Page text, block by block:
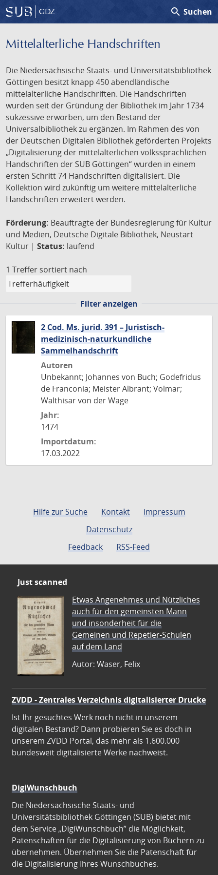
GDZ search Suchen
Mittelalterliche Handschriften
Die Niedersächsische Staats- und Universitätsbibliothek
Göttingen besitzt knapp 450 abendländische
mittelalterliche Handschriften. Die Handschriften
wurden seit der Gründung der Bibliothek im Jahr 1734
sukzessive erworben, um den Bestand der
Universalbibliothek zu ergänzen. Im Rahmen des von
der Deutschen Digitalen Bibliothek geförderten Projekts
„Digitalisierung der mittelalterlichen volkssprachlichen
Handschriften der SUB Göttingen“ wurden in einem
ersten Schritt 74 Handschriften digitalisiert. Die
Kollektion wird zukünftig um weitere mittelalterliche
Handschriften erweitert werden.
Förderung: Beauftragte der Bundesregierung für Kultur
und Medien, Deutsche Digitale Bibliothek, Neustart
Kultur | Status: laufend
1 Treffer sortiert nach
Filter anzeigen
2 Cod. Ms. jurid. 391 – Juristisch-
medizinisch-naturkundliche
Sammelhandschrift
Autoren
Unbekannt; Johannes von Buch; Godefridus
de Franconia; Meister Albrant; Volmar;
Walthisar von der Wage
Jahr:
1474
Importdatum:
17.03.2022
Hilfe zur Suche Kontakt
Impressum
Datenschutz
Feedback
RSS-Feed
Just scanned
Etwas Angenehmes und Nützliches
auch für den gemeinsten Mann
und insonderheit für die
Gemeinen und Repetier-Schulen
auf dem Land
Autor: Waser, Felix
ZVDD - Zentrales Verzeichnis digitalisierter Drucke
Ist Ihr gesuchtes Werk noch nicht in unserem
digitalen Bestand? Dann probieren Sie es doch in
unserem ZVDD Portal, das mehr als 1.600.000
bundesweit digitalisierte Werke nachweist.
DigiWunschbuch
Die Niedersächsische Staats- und
Universitätsbibliothek Göttingen (SUB) bietet mit
dem Service „DigiWunschbuch” die Möglichkeit,
Patenschaften für die Digitalisierung von Büchern zu
übernehmen. Übernehmen Sie die Patenschaft für
die Digitalisierung Ihres Wunschbuches.